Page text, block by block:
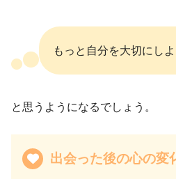
もっと自分を大切にしよ
と思うようになるでしょう。
出会った後の心の変